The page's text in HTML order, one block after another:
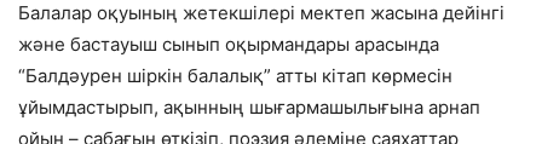
Балалар оқуының жетекшілері мектеп жасына дейінгі
және бастауыш сынып оқырмандары арасында
“Балдәурен шіркін балалық” атты кітап көрмесін
ұйымдастырып, ақынның шығармашылығына арнап
ойын – сабағын өткізіп, поэзия әлеміне саяхаттар